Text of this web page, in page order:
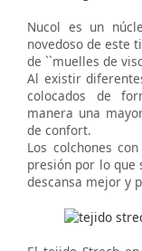
Nucol es un
novedoso de este
de ``muelles de
Al existir
colocados de
manera una
de confort.
Los colchones
presión por lo que
descansa mejor y